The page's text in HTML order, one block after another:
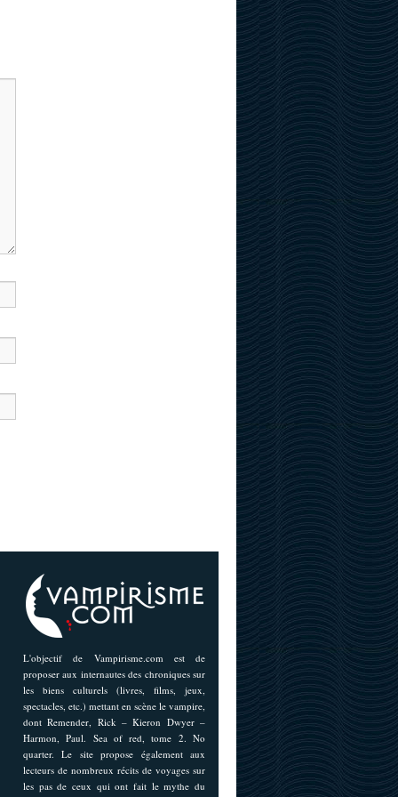
L'objectif de Vampirisme.com est de
proposer aux internautes des chroniques sur
les biens culturels (livres, films, jeux,
spectacles, etc.) mettant en scène le vampire,
dont Remender, Rick – Kieron Dwyer –
Harmon, Paul. Sea of red, tome 2. No
quarter. Le site propose également aux
lecteurs de nombreux récits de voyages sur
les pas de ceux qui ont fait le mythe du